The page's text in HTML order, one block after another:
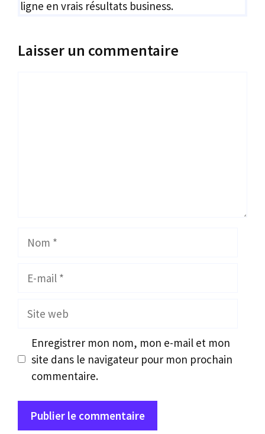
ligne en vrais résultats business.
Laisser un commentaire
Nom
Site
Enregistrer mon nom, mon e-mail et mon
site dans le navigateur pour mon prochain
commentaire.